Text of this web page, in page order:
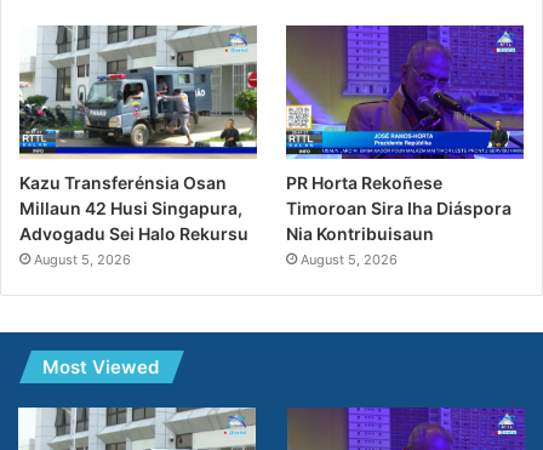
Kazu Transferénsia Osan
Millaun 42 Husi Singapura,
Advogadu Sei Halo Rekursu
August 5, 2026
PR Horta Rekoñese
Timoroan Sira Iha Diáspora
Nia Kontribuisaun
August 5, 2026
Most Viewed